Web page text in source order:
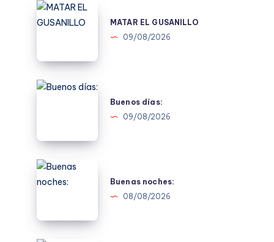
MATAR
EL
MATAR EL GUSANILLO
09/08/2026
Buenos
Buenos días:
09/08/2026
Buenas
noches:
Buenas noches:
08/08/2026